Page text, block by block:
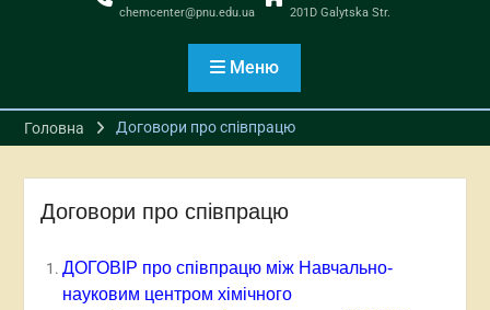
chemcenter@pnu.edu.ua
201D Galytska Str.
Меню
Головна Договори про співпрацю
Договори про співпрацю
ДОГОВІР про співпрацю між Навчально-
науковим центром хімічного